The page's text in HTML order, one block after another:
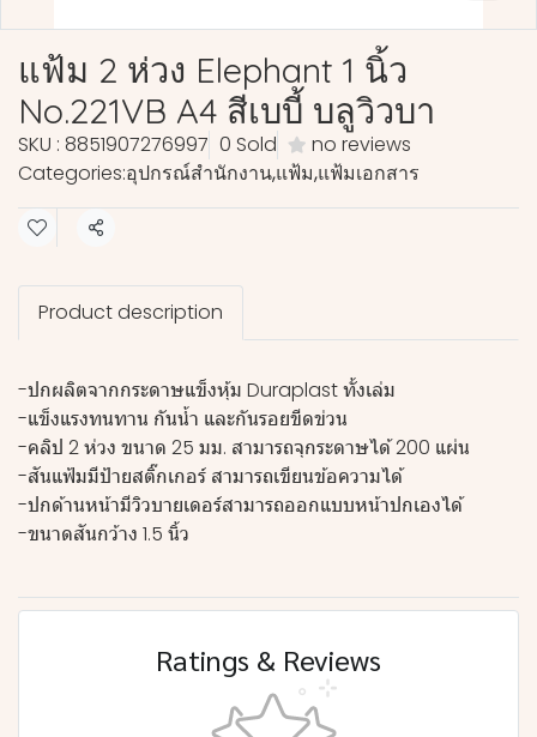
แฟ้ม 2 ห่วง Elephant 1 นิ้ว
No.221VB A4 สีเบบี้ บลูวิวบา
SKU : 8851907276997 0 Sold
no reviews
Categories:อุปกรณ์สำนักงาน,แฟ้ม,แฟ้มเอกสาร
Share
Product description
-ปกผลิตจากกระดาษแข็งหุ้ม Duraplast ทั้งเล่ม
-แข็งแรงทนทาน กันน้ำ และกันรอยขีดข่วน
-คลิป 2 ห่วง ขนาด 25 มม. สามารถจุกระดาษได้ 200 แผ่น
-สันแฟ้มมีป้ายสติ๊กเกอร์ สามารถเขียนข้อความได้
-ปกด้านหน้ามีวิวบายเดอร์สามารถออกแบบหน้าปกเองได้
-ขนาดสันกว้าง 1.5 นิ้ว
Ratings & Reviews